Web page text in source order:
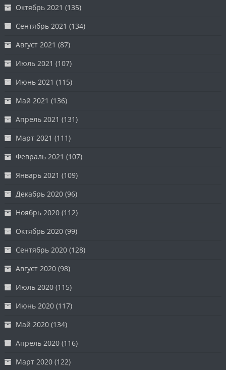
Октябрь 2021 (135)
Сентябрь 2021 (134)
Август 2021 (87)
Июль 2021 (107)
Июнь 2021 (115)
Май 2021 (136)
Апрель 2021 (131)
Март 2021 (111)
Февраль 2021 (107)
Январь 2021 (109)
Декабрь 2020 (96)
Ноябрь 2020 (112)
Октябрь 2020 (99)
Сентябрь 2020 (128)
Август 2020 (98)
Июль 2020 (115)
Июнь 2020 (117)
Май 2020 (134)
Апрель 2020 (116)
Март 2020 (122)